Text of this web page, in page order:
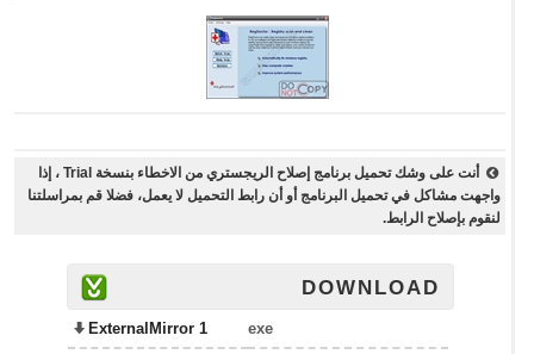
أنت على وشك تحميل برنامج إصلاح الريجستري من الاخطاء بنسخة Trial ، إذا
واجهت مشاكل في تحميل البرنامج أو أن رابط التحميل لا يعمل، فضلا قم بمراسلتنا
لنقوم بإصلاح الرابط.
DOWNLOAD
exe
ExternalMirror 1